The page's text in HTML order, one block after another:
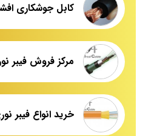
کابل جوشکاری
خرید انواع فیبر